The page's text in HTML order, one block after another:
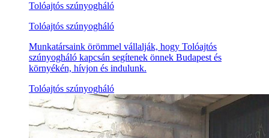
Tolóajtós szúnyogháló
Tolóajtós szúnyogháló
Munkatársaink örömmel vállalják, hogy Tolóajtós
szúnyogháló kapcsán segítenek önnek Budapest és
környékén, hívjon és indulunk.
Tolóajtós szúnyogháló